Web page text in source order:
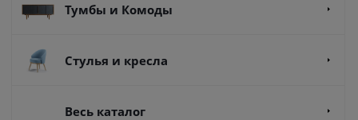
Тумбы и Комоды
Стулья и кресла
Весь каталог